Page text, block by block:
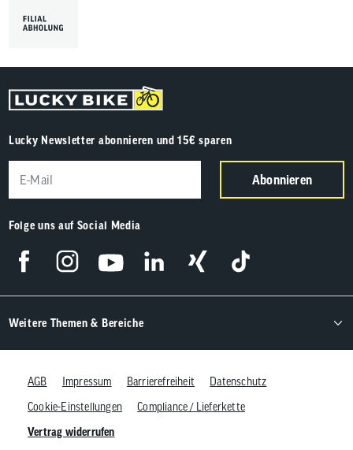
Lucky Newsletter abonnieren und 15€ sparen
Abonnieren
Folge uns auf Social Media
Weitere Themen & Bereiche
AGB Impressum Barrierefreiheit
Datenschutz
Cookie-Einstellungen
Compliance / Lieferkette
Vertrag widerrufen